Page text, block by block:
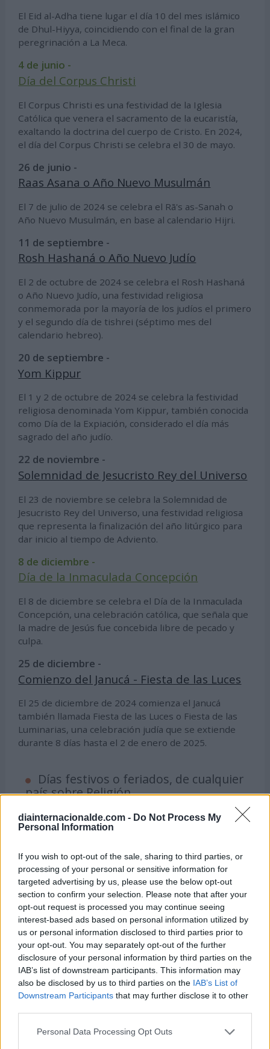
diainternacionalde.com - Do Not Process My
Personal Information
If you wish to opt-out of the sale, sharing to third parties, or
processing of your personal or sensitive information for
targeted advertising by us, please use the below opt-out
section to confirm your selection. Please note that after your
opt-out request is processed you may continue seeing
interest-based ads based on personal information utilized by
us or personal information disclosed to third parties prior to
your opt-out. You may separately opt-out of the further
disclosure of your personal information by third parties on the
IAB’s list of downstream participants. This information may
also be disclosed by us to third parties on the IAB’s List of
Downstream Participants that may further disclose it to other
Personal Data Processing Opt Outs
El Eid al-Adha tiene lugar el día 10 del mes islámico
de Dhul-Hiyya, coincidiendo con el final de la gran
peregrinación a La Meca.
4 de junio -
Día del Corpus Christi
El Corpus Christi es una festividad de la Iglesia
Católica que venera el sacramento de la eucaristía,
exaltando la doctrina del cuerpo de Cristo. En 2024,
el día del Corpus Christi se celebra el 30 de mayo.
26 de junio -
Raas Asana o Año Nuevo Musulmán
El 7 de julio de 2024 se celebra el Rā's as-Sanah o
Año Nuevo Musulmán, en base al calendario Hijri.
11 de septiembre -
Rosh Hashaná o Año Nuevo Judío
El 2 de octubre de 2024 se celebra el Rosh Hashaná
o Año Nuevo Judío, una festividad religiosa
conmemorada por la mayoría de los judíos el primero
y el segundo día de tishrei (séptimo mes del
calendario hebreo).
20 de septiembre -
Yom Kippur
El 1 y 2 de octubre de 2024 se celebra la festividad
religiosa denominada Yom Kippur, también conocida
como Día de la Expiación, considerado el día más
sagrado del año judío.
22 de noviembre -
Solemnidad de Jesucristo Rey del Universo
El 23 de noviembre se celebra la Solemnidad de
Jesucristo Rey del Universo, una festividad religiosa
que representa la finalización del año litúrgico para
dar inicio al tiempo de Adviento.
8 de diciembre -
Día de la Inmaculada Concepción
El 8 de diciembre se celebra el Día de la Inmaculada
Concepción, una celebración católica, que señala que
la madre de Jesús fue concebida libre de pecado y
culpa.
25 de diciembre -
Comienzo del Janucá - Fiesta de las Luces
El 25 de diciembre de 2024 comienza el Janucá
también llamada Fiesta de las Luces o Fiesta de las
Luminarias, una celebración judía que se extiende
durante 8 días hasta el 2 de enero de 2025.
Días festivos o feriados, de cualquier
país sobre Religión
15 de agosto -
(España)
El 15 de agosto se celebra en España la festividad de
la Asunción de la Virgen, con misas, procesiones y
fiestas patronales en muchas localidades españolas.
Semanas Internacionales y Mundiales
sobre Religión
Del 18 al 25 de enero
Semana de Oración por la Unidad de los
Cristianos
Este año se celebra del 18 de enero al 25 de